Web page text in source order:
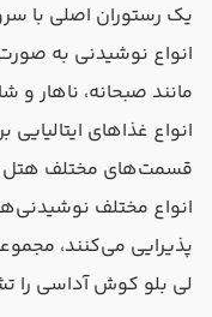
یک رستوران اصلی با
انواع نوشیدنی به
انواع غذاهای
قسمت‌های مختلف هتل
انواع مختلف
پذیرایی می‌کنند،
لی بلو کوش آداسی را